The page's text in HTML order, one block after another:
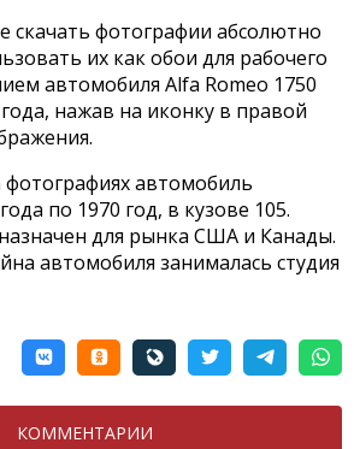
скачать фотографии абсолютно
их как обои для рабочего
автомобиля Alfa Romeo 1750
нажав на иконку в правой
автомобиль
по 1970 год, в кузове 105.
для рынка США и Канады.
автомобиля занималась студия
КОММЕНТАРИИ